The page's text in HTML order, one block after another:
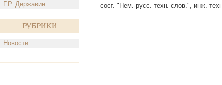
Г.Р. Державин
Рубрики
Новости
сост. "Нем.-русс. техн. слов.", инж.-